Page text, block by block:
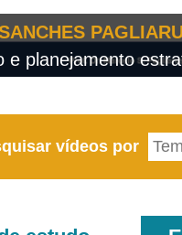
e planejamento
vídeos por